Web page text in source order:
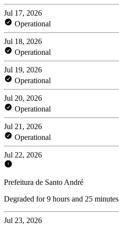
Jul 17, 2026
Operational
Jul 18, 2026
Operational
Jul 19, 2026
Operational
Jul 20, 2026
Operational
Jul 21, 2026
Operational
Jul 22, 2026
Prefeitura de Santo André
Degraded for 9 hours and 25 minutes
Jul 23, 2026